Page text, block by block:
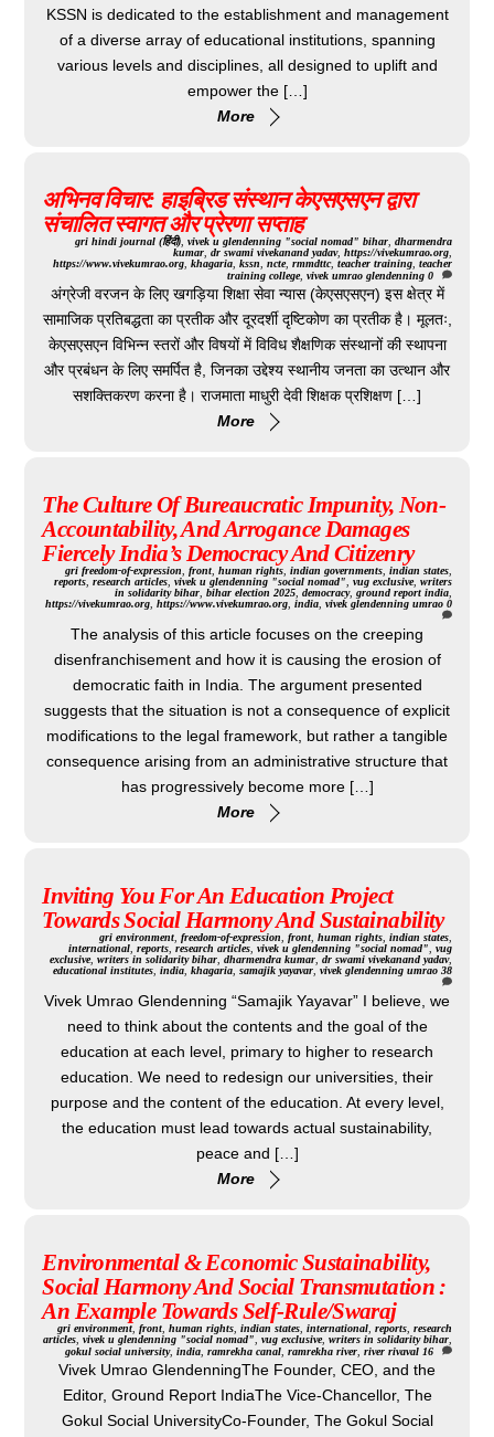
KSSN is dedicated to the establishment and management
of a diverse array of educational institutions, spanning
various levels and disciplines, all designed to uplift and
empower the […]
More
अभिनव विचार: हाइब्रिड संस्थान केएसएसएन द्वारा
संचालित स्वागत और प्रेरणा सप्ताह
gri hindi journal (हिंदी), vivek u glendenning "social nomad" bihar, dharmendra
kumar, dr swami vivekanand yadav, https://vivekumrao.org,
https://www.vivekumrao.org, khagaria, kssn, ncte, rmmdttc, teacher training, teacher
training college,vivek umrao glendenning 0
अंग्रेजी वरजन के लिए खगड़िया शिक्षा सेवा न्यास (केएसएसएन) इस क्षेत्र में
सामाजिक प्रतिबद्धता का प्रतीक और दूरदर्शी दृष्टिकोण का प्रतीक है। मूलतः,
केएसएसएन विभिन्न स्तरों और विषयों में विविध शैक्षणिक संस्थानों की स्थापना
और प्रबंधन के लिए समर्पित है, जिनका उद्देश्य स्थानीय जनता का उत्थान और
सशक्तिकरण करना है। राजमाता माधुरी देवी शिक्षक प्रशिक्षण […]
More
The Culture Of Bureaucratic Impunity, Non-
Accountability, And Arrogance Damages
Fiercely India’s Democracy And Citizenry
gri freedom-of-expression, front, human rights, indian governments, indian states,
reports, research articles, vivek u glendenning "social nomad", vug exclusive, writers
in solidarity bihar, bihar election 2025, democracy, ground report india,
https://vivekumrao.org, https://www.vivekumrao.org, india, vivek glendenning umrao 0
The analysis of this article focuses on the creeping
disenfranchisement and how it is causing the erosion of
democratic faith in India. The argument presented
suggests that the situation is not a consequence of explicit
modifications to the legal framework, but rather a tangible
consequence arising from an administrative structure that
has progressively become more […]
More
Inviting You For An Education Project
Towards Social Harmony And Sustainability
gri environment, freedom-of-expression, front, human rights, indian states,
international, reports, research articles, vivek u glendenning "social nomad", vug
exclusive, writers in solidarity bihar, dharmendra kumar, dr swami vivekanand yadav,
educational institutes, india, khagaria, samajik yayavar, vivek glendenning umrao 38
Vivek Umrao Glendenning “Samajik Yayavar” I believe, we
need to think about the contents and the goal of the
education at each level, primary to higher to research
education. We need to redesign our universities, their
purpose and the content of the education. At every level,
the education must lead towards actual sustainability,
peace and […]
More
Environmental & Economic Sustainability,
Social Harmony And Social Transmutation :
An Example Towards Self-Rule/Swaraj
gri environment, front, human rights, indian states, international, reports, research
articles, vivek u glendenning "social nomad", vug exclusive, writers in solidarity bihar,
gokul social university,india,ramrekha canal,ramrekha river,river rivaval 16
Vivek Umrao GlendenningThe Founder, CEO, and the
Editor, Ground Report IndiaThe Vice-Chancellor, The
Gokul Social UniversityCo-Founder, The Gokul Social